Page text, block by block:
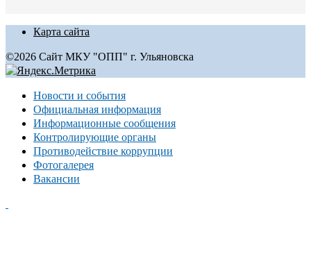
Карта сайта
©2026 Сайт МКУ "ОПП" г. Ульяновска
Новости и события
Официальная информация
Информационные сообщения
Контролирующие органы
Противодействие коррупции
Фотогалерея
Вакансии